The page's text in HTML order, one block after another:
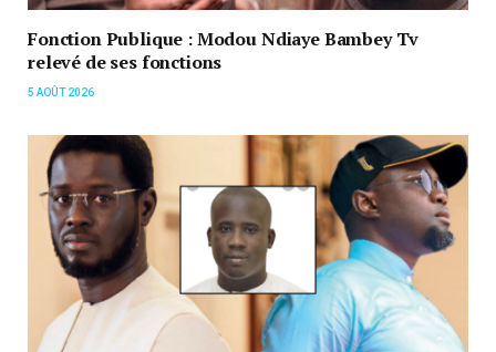
Fonction Publique : Modou Ndiaye Bambey Tv
relevé de ses fonctions
5 AOÛT 2026